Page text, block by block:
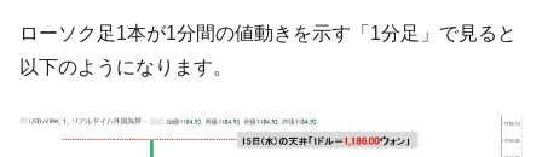
す」⇒「金を経由するドル入手」手段ではないのか？
『Money1』
韓国･外為取引量「1日当たり1,214.4億ド
ル」まで拡大 ⇒ 海外資金の動きに強く左右される状態
ローソク足1本が1分間の値動きを示す「1分足」で見ると
以下のようになります。